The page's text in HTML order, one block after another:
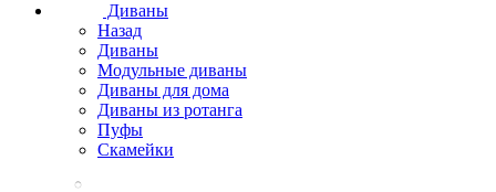
Диваны
Назад
Диваны
Модульные диваны
Диваны для дома
Диваны из ротанга
Пуфы
Скамейки